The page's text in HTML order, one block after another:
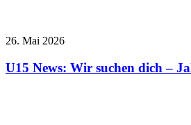
26. Mai 2026
U15 News: Wir suchen dich –